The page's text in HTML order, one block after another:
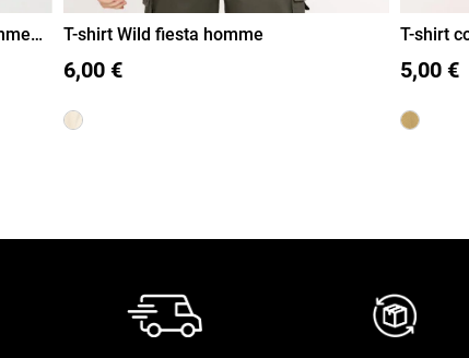
M L
T-shirt Wild fiesta homme
6,00 € M L
T-shirt
5,00 €